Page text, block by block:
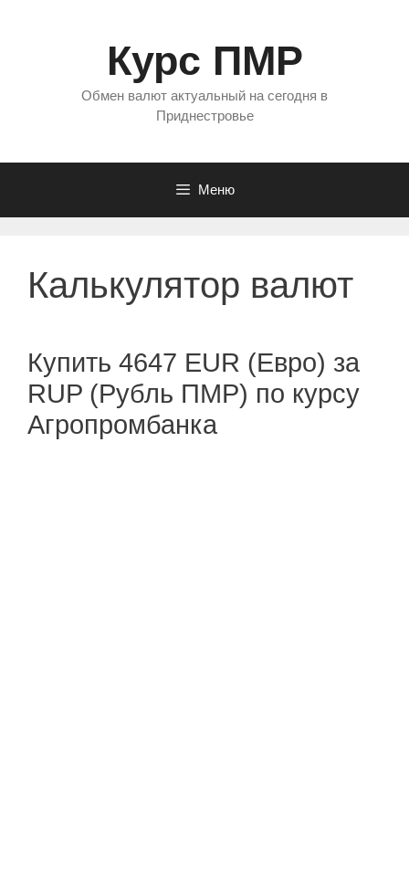
Курс ПМР
Обмен валют актуальный на сегодня в
Приднестровье
Меню
Калькулятор валют
Купить 4647 EUR (Евро) за
RUP (Рубль ПМР) по курсу
Агропромбанка